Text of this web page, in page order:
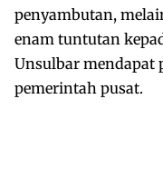
penyambutan,
enam tuntutan
Unsulbar mendapat
pemerintah pusat.